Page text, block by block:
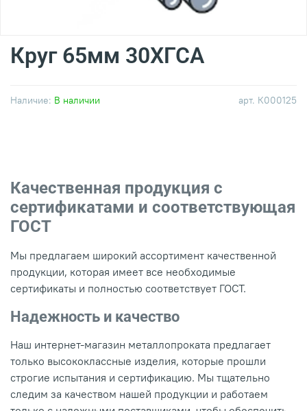
арт. К000125
Наличие: В наличии
Круг 65мм 30ХГСА
Качественная продукция с
сертификатами и соответствующая
ГОСТ
Мы предлагаем широкий ассортимент качественной
продукции, которая имеет все необходимые
сертификаты и полностью соответствует ГОСТ.
Надежность и качество
Наш интернет-магазин металлопроката предлагает
только высококлассные изделия, которые прошли
строгие испытания и сертификацию. Мы тщательно
следим за качеством нашей продукции и работаем